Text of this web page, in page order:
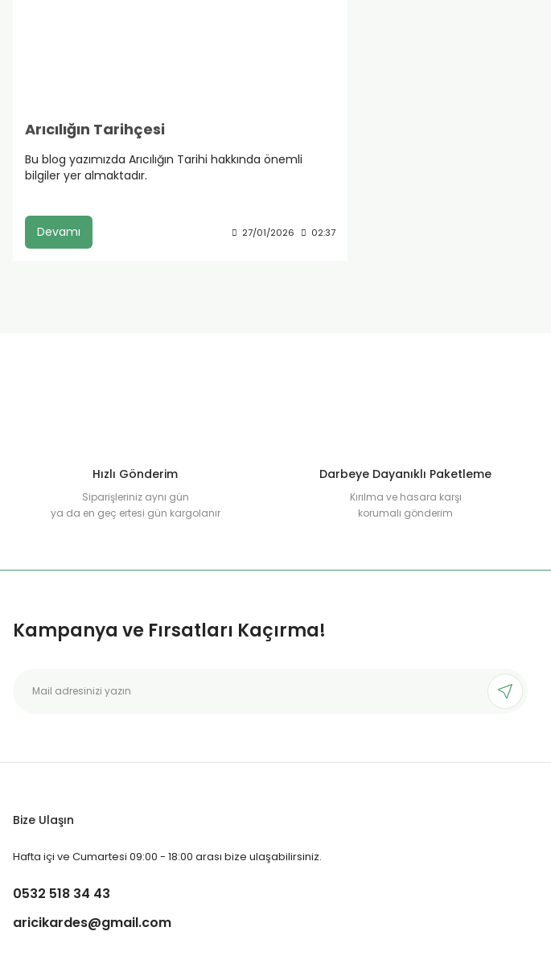
Arıcılığın Tarihçesi
Bu blog yazımızda Arıcılığın Tarihi hakkında önemli
bilgiler yer almaktadır.
Devamı 27/01/2026 02:37
Hızlı Gönderim
Siparişleriniz aynı gün
ya da en geç ertesi gün kargolanır
Darbeye Dayanıklı Paketleme
Kırılma ve hasara karşı
korumalı gönderim
Kampanya ve Fırsatları Kaçırma!
Bize Ulaşın
Hafta içi ve Cumartesi 09:00 - 18:00 arası bize ulaşabilirsiniz.
0532 518 34 43
aricikardes@gmail.com